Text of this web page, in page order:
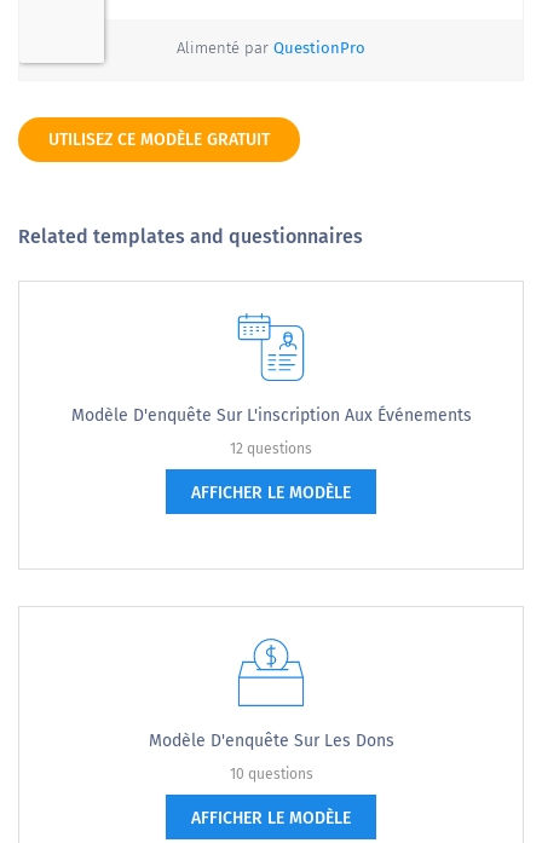
UTILISEZ CE MODÈLE GRATUIT
Related templates and questionnaires
Modèle D'enquête Sur L'inscription Aux Événements
12 questions
AFFICHER LE MODÈLE
Modèle D'enquête Sur Les Dons
10 questions
AFFICHER LE MODÈLE